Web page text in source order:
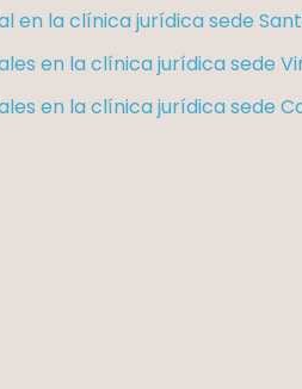
en la clínica jurídica sede
en la clínica jurídica sede
en la clínica jurídica sede